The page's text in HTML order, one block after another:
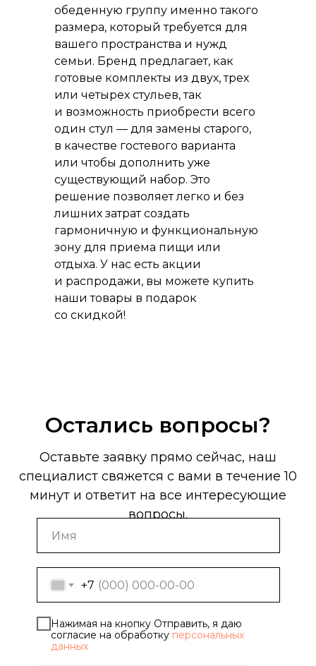
обеденную группу именно такого
размера, который требуется для
вашего пространства и нужд
семьи. Бренд предлагает, как
готовые комплекты из двух, трех
или четырех стульев, так
и возможность приобрести всего
один стул — для замены старого,
в качестве гостевого варианта
или чтобы дополнить уже
существующий набор. Это
решение позволяет легко и без
лишних затрат создать
гармоничную и функциональную
зону для приема пищи или
отдыха. У нас есть акции
и распродажи, вы можете купить
наши товары в подарок
со скидкой!
Остались вопросы?
Оставьте заявку прямо сейчас, наш
специалист свяжется с вами в течение 10
минут и ответит на все интересующие
вопросы.
+7
Нажимая на кнопку Отправить, я даю
согласие на обработку персональных
данных